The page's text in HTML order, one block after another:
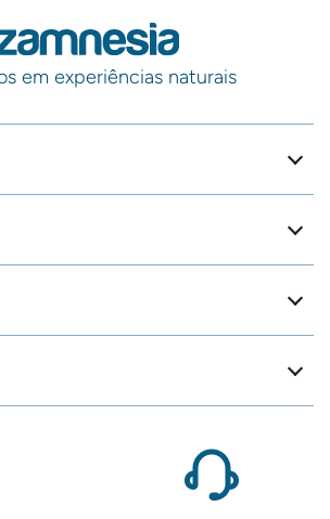
em experiências naturais